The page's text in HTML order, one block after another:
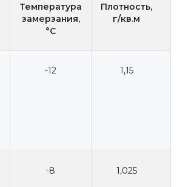
Температура
замерзания,
°C
Плотность,
г/кв.м
-12 1,15
-8 1,025